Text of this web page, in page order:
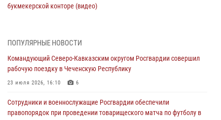
букмекерской конторе (видео)
В Удмуртии при силовой поддержке спецназа Росгвардии
оздоровительных услуг (видео)
05 августа 2026, 13:20
посетили мастер-класс по художественной гимнастике
05 августа 2026, 13:00 3
ПОПУЛЯРНЫЕ НОВОСТИ
Командующий Северо-Кавказским округом Росгвардии совершил
рабочую поездку в Чеченскую Республику
23 июля 2026, 16:10 6
Сотрудники и военнослужащие Росгвардии обеспечили
правопорядок при проведении товарищеского матча по футболу в